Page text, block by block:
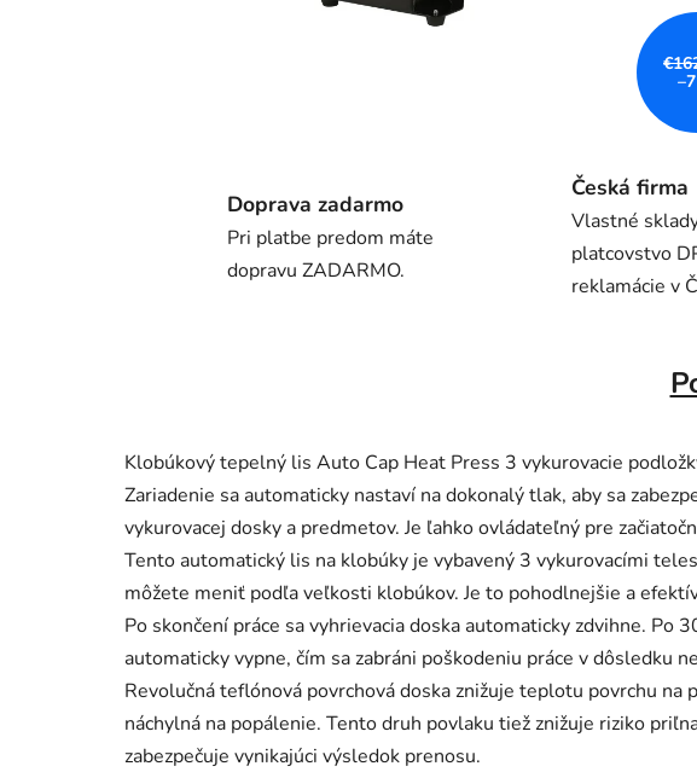
Doprava zadarmo
Pri platbe predom máte
dopravu ZADARMO.
Česká firma
Vlastné
platcovstvo
reklamácie v
Klobúkový tepelný lis Auto Cap Heat Press 3 vykurovacie
Zariadenie sa automaticky nastaví na dokonalý tlak, aby sa
vykurovacej dosky a predmetov. Je ľahko ovládateľný pre
Tento automatický lis na klobúky je vybavený 3 vykurovacími
môžete meniť podľa veľkosti klobúkov. Je to pohodlnejšie a
Po skončení práce sa vyhrievacia doska automaticky zdvihne. Po
automaticky vypne, čím sa zabráni poškodeniu práce v dôsledku
Revolučná teflónová povrchová doska znižuje teplotu povrchu na
náchylná na popálenie. Tento druh povlaku tiež znižuje riziko
zabezpečuje vynikajúci výsledok prenosu.